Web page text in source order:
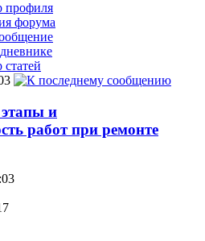
профиля
форума
и
работ при ремонте